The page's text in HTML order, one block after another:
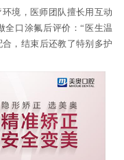
境，医师团队擅长用互动
全口涂氟后评价：“医生温
，结束后还教了特别多护